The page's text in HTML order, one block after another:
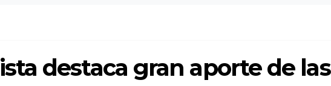
destaca gran aporte de las